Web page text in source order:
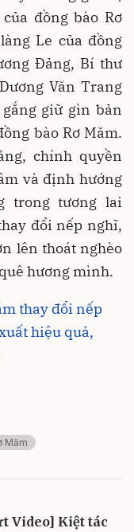
đồng bào Rơ
Le của đồng
Đảng, Bí thư
Văn Trang
giữ gìn bản
bào Rơ Măm.
chính quyền
và định hướng
trong tương lai
đổi nếp nghĩ,
lên thoát nghèo
hương mình.
thay đổi nếp
hiệu quả,
Măm
Video] Kiệt tác